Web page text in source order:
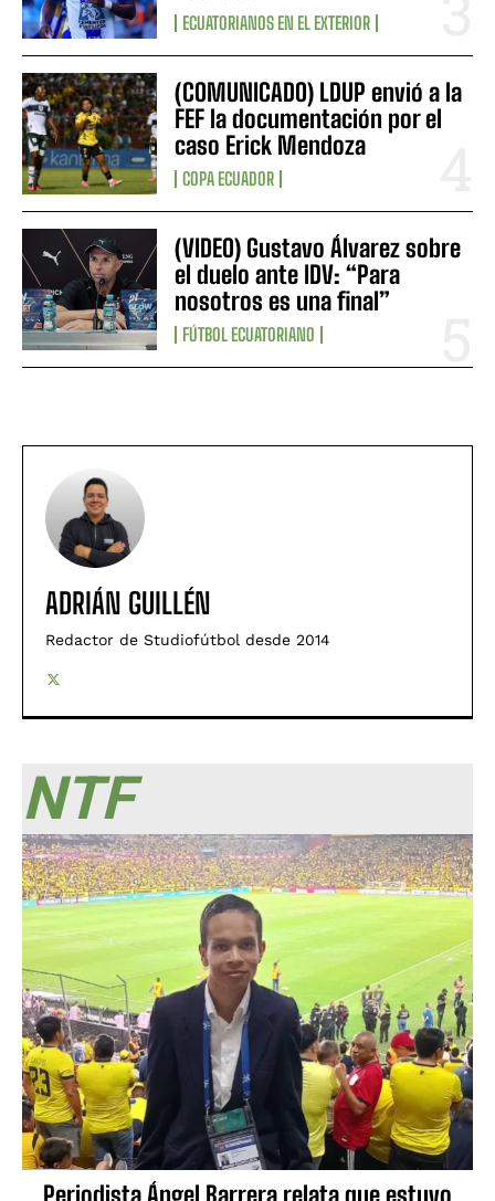
ECUATORIANOS EN EL EXTERIOR
(COMUNICADO) LDUP envió a la
FEF la documentación por el
caso Erick Mendoza
COPA ECUADOR
(VIDEO) Gustavo Álvarez sobre
el duelo ante IDV: “Para
nosotros es una final”
FÚTBOL ECUATORIANO
ADRIÁN GUILLÉN
Redactor de Studiofútbol desde 2014
NTF